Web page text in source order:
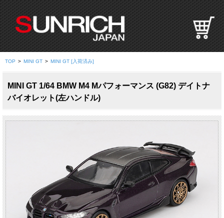
R
I
H
J
P
A
N
TOP > MINI GT > MINI GT [入荷済み]
MINI GT 1/64 BMW M4 Mパフォーマンス (G82) デイトナ
バイオレット(左ハンドル)